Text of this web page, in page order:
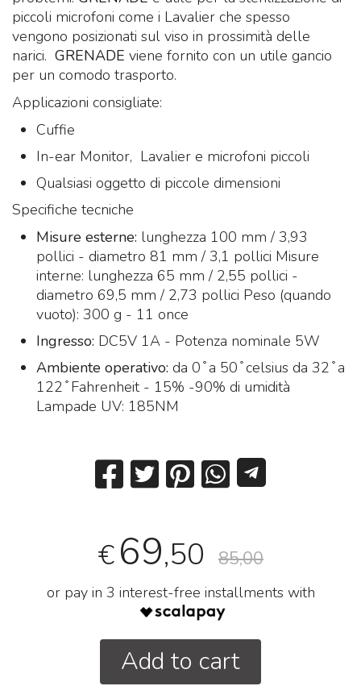
piccoli microfoni come i Lavalier che spesso
vengono posizionati sul viso in prossimità delle
narici.GRENADE viene fornito con un utile gancio
per un comodo trasporto.
Applicazioni consigliate:
Cuffie
In-ear Monitor, Lavalier e microfoni piccoli
Qualsiasi oggetto di piccole dimensioni
Specifiche tecniche
Misure esterne: lunghezza 100 mm / 3,93
pollici - diametro 81 mm / 3,1 pollici Misure
interne: lunghezza 65 mm / 2,55 pollici -
diametro 69,5 mm / 2,73 pollici Peso (quando
vuoto): 300 g - 11 once
Ingresso: DC5V 1A - Potenza nominale 5W
Ambiente operativo: da 0 ̊ a 50 ̊ celsius da 32 ̊ a
122 ̊ Fahrenheit - 15% -90% di umidità
Lampade UV: 185NM
€69,50 85,00
or pay in 3 interest-free installments with
Add to cart